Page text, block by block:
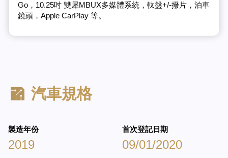
Go，10.25吋 雙犀MBUX多媒體系統，軚盤+/-撥片，泊車
鏡頭，Apple CarPlay 等。
汽車規格
製造年份
2019
首次登記日期
09/01/2020